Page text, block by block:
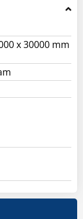
x 30000 mm